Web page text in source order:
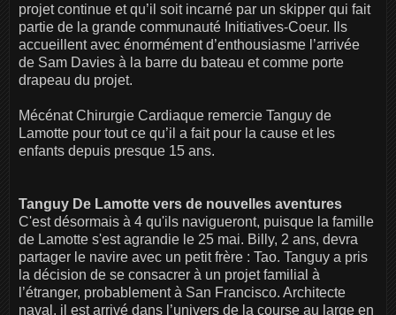
projet continue et qu’il soit incarné par un skipper qui fait
partie de la grande communauté Initiatives-Coeur. Ils
accueillent avec énormément d’enthousiasme l’arrivée
de Sam Davies à la barre du bateau et comme porte
drapeau du projet.
Mécénat Chirurgie Cardiaque remercie Tanguy de
Lamotte pour tout ce qu’il a fait pour la cause et les
enfants depuis presque 15 ans.
Tanguy De Lamotte vers de nouvelles aventures
C'est désormais à 4 qu'ils navigueront, puisque la famille
de Lamotte s'est agrandie le 25 mai. Billy, 2 ans, devra
partager le navire avec un petit frère : Tao. Tanguy a pris
la décision de se consacrer à un projet familial à
l’étranger, probablement à San Francisco. Architecte
naval, il est arrivé dans l’univers de la course au large en